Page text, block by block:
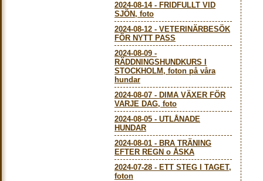
2024-08-14- FRIDFULLT VID
SJÖN, foto
2024-08-12 - VETERINÄRBESÖK
FÖR NYTT PASS
2024-08-09 -
RÄDDNINGSHUNDKURS I
STOCKHOLM, foton på våra
hundar
2024-08-07 - DIMA VÄXER FÖR
VARJE DAG, foto
2024-08-05 - UTLÅNADE
HUNDAR
2024-08-01 - BRA TRÄNING
EFTER REGN o ÅSKA
2024-07-28 - ETT STEG I TAGET,
foton